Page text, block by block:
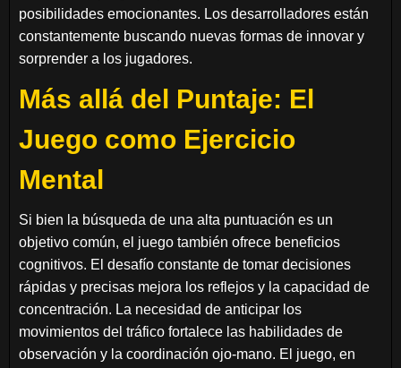
posibilidades emocionantes. Los desarrolladores están
constantemente buscando nuevas formas de innovar y
sorprender a los jugadores.
Más allá del Puntaje: El
Juego como Ejercicio
Mental
Si bien la búsqueda de una alta puntuación es un
objetivo común, el juego también ofrece beneficios
cognitivos. El desafío constante de tomar decisiones
rápidas y precisas mejora los reflejos y la capacidad de
concentración. La necesidad de anticipar los
movimientos del tráfico fortalece las habilidades de
observación y la coordinación ojo-mano. El juego, en